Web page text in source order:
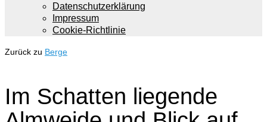
Datenschutzerklärung
Impressum
Cookie-Richtlinie
Zurück zu Berge
Im Schatten liegende